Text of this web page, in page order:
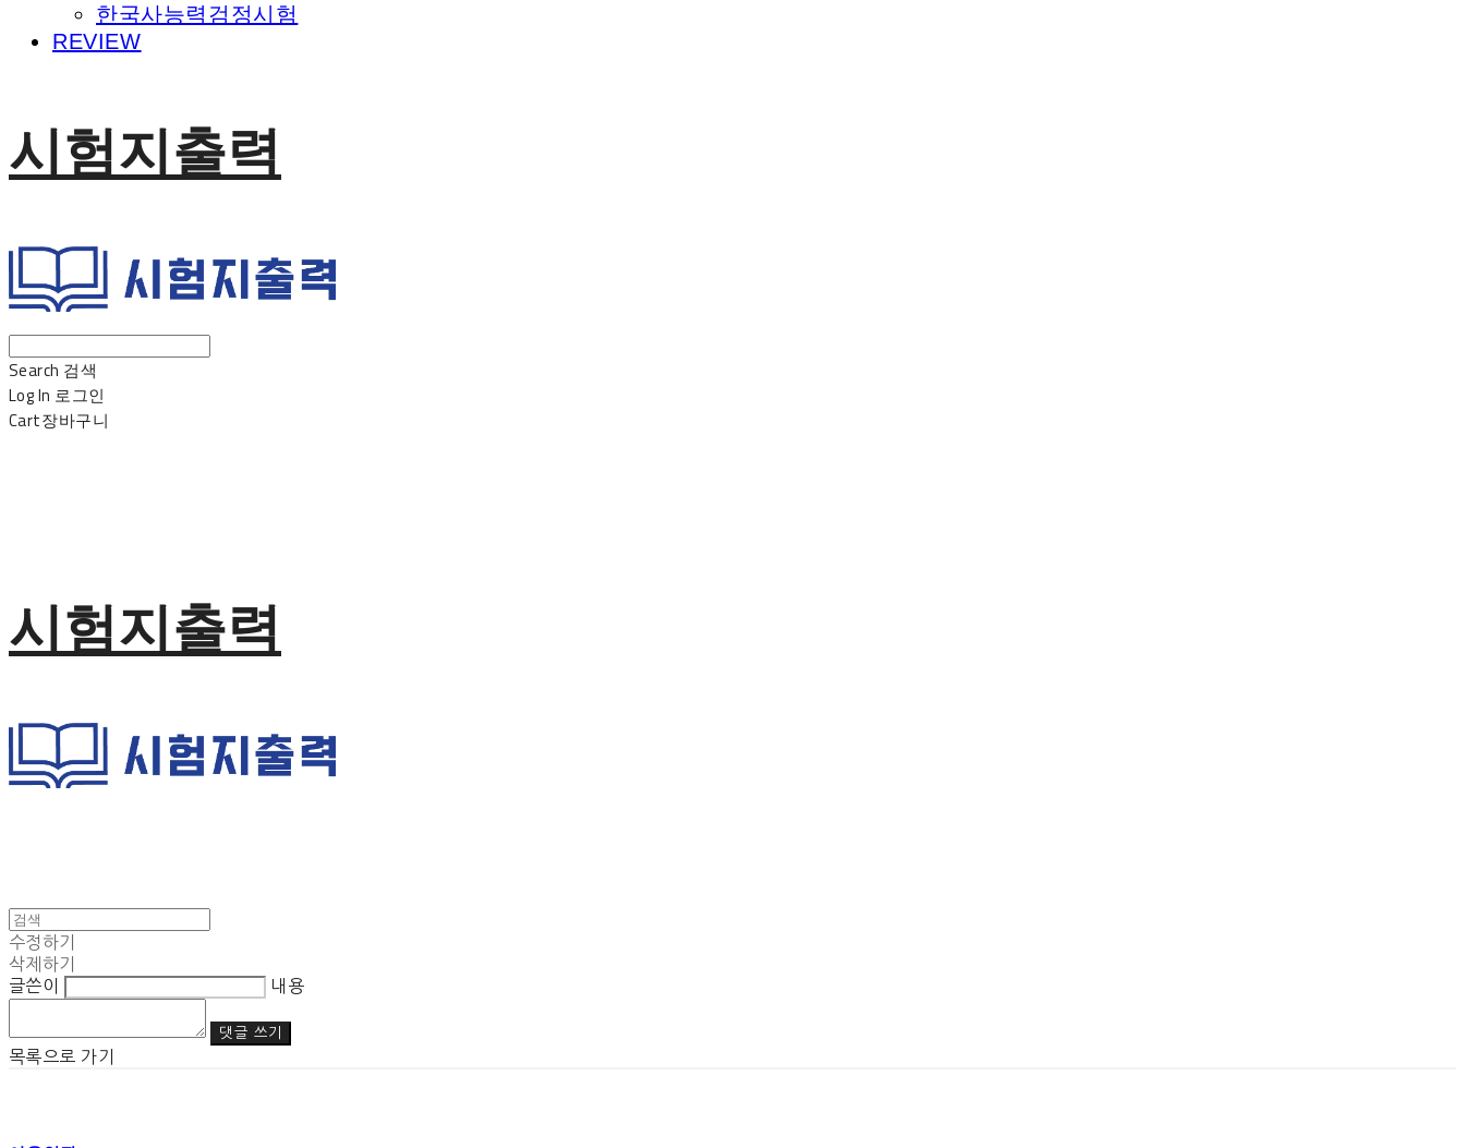
한국사능력검정시험
REVIEW
시험지출력
Search 검색
Log In 로그인
Cart장바구니
시험지출력
수정하기
삭제하기
글쓴이
내용
댓글 쓰기
목록으로 가기